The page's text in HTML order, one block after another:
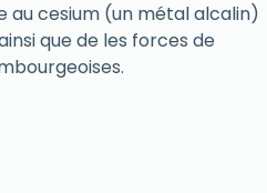
au cesium (un métal alcalin)
que de les forces de